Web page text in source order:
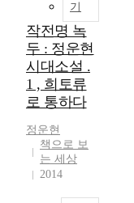
기
작전명 녹
두 : 정운현
시대소설 .
1 , 희토류
로 통하다
정운현
책으로 보
는 세상
2014